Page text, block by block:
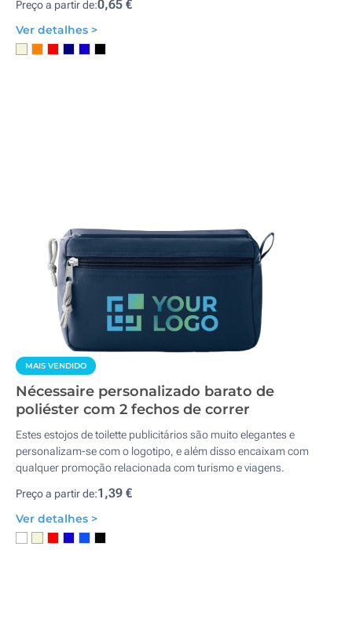
Preço a partir de:0,65 €
Ver detalhes >
MAIS VENDIDO
Nécessaire personalizado barato de
poliéster com 2 fechos de correr
Estes estojos de toilette publicitários são muito elegantes e
personalizam-se com o logotipo, e além disso encaixam com
qualquer promoção relacionada com turismo e viagens.
Preço a partir de:1,39 €
Ver detalhes >